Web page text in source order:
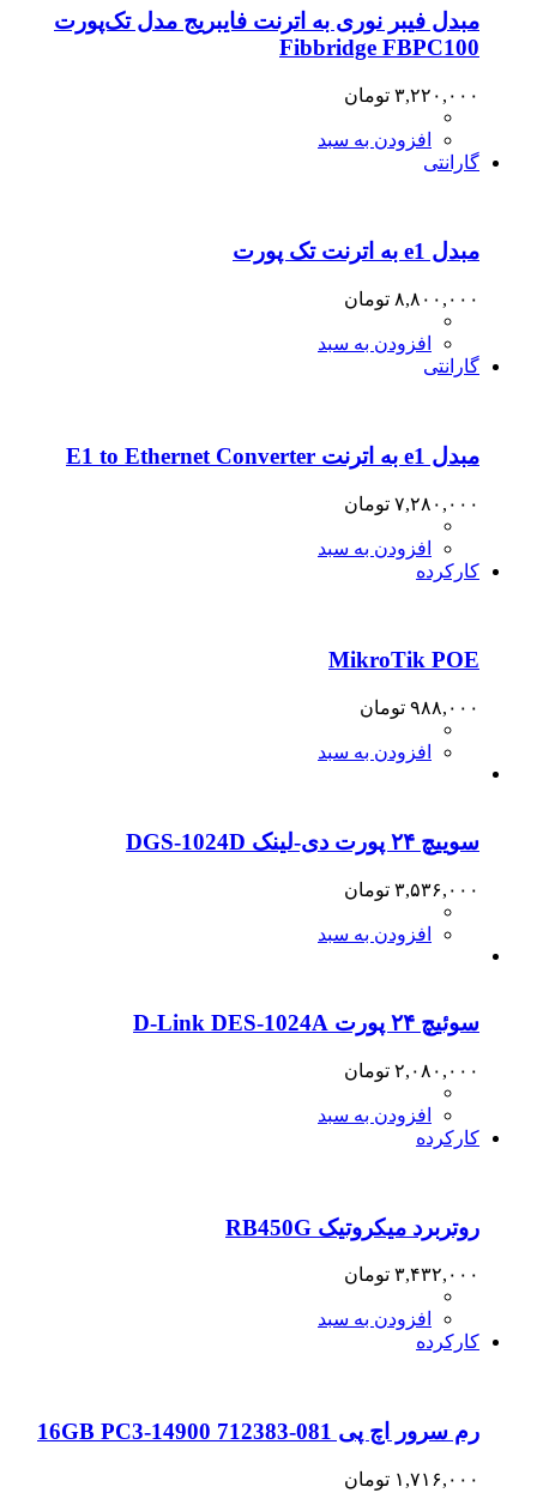
مبدل فیبر نوری به اترنت فایبریج مدل تک‌پورت
Fibbridge FBPC100
۳,۲۲۰,۰۰۰ تومان
افزودن به سبد
گارانتی
مبدل e1 به اترنت تک پورت
۸,۸۰۰,۰۰۰ تومان
افزودن به سبد
گارانتی
مبدل e1 به اترنت E1 to Ethernet Converter
۷,۲۸۰,۰۰۰ تومان
افزودن به سبد
کارکرده
MikroTik POE
۹۸۸,۰۰۰ تومان
افزودن به سبد
سوییچ ۲۴ پورت دی-لینک DGS-1024D
۳,۵۳۶,۰۰۰ تومان
افزودن به سبد
سوئیچ ۲۴ پورت D-Link DES-1024A
۲,۰۸۰,۰۰۰ تومان
افزودن به سبد
کارکرده
روتربرد میکروتیک RB450G
۳,۴۳۲,۰۰۰ تومان
افزودن به سبد
کارکرده
رم سرور اچ پی 16GB PC3-14900 712383-081
۱,۷۱۶,۰۰۰ تومان